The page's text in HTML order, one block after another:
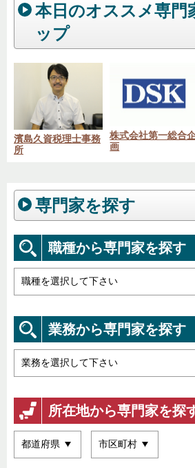
本日のオススメ専門
ップ
濱島久資税理士事務
所
株式会社第一総合
画
専門家を探す
職種から専門家を探す
業務から専門家を探す
所在地から専門家を探